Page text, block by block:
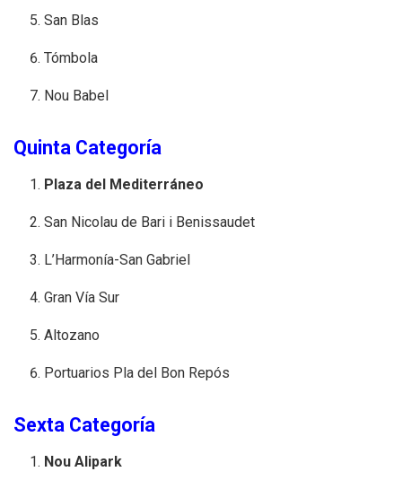
San Blas
Tómbola
Nou Babel
Quinta Categoría
Plaza del Mediterráneo
San Nicolau de Bari i Benissaudet
L’Harmonía-San Gabriel
Gran Vía Sur
Altozano
Portuarios Pla del Bon Repós
Sexta Categoría
Nou Alipark